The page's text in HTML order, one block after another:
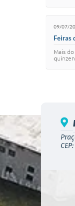
09/07/
Feiras
Mais